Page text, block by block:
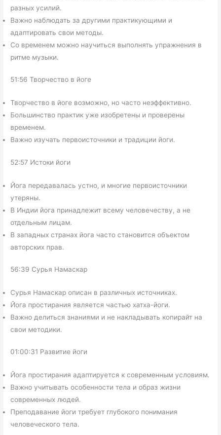
разных усилий.
Важно наблюдать за другими практикующими и
адаптировать свои методы.
Со временем можно научиться выполнять упражнения в
ритме музыки.
51:56 Творчество в йоге
Творчество в йоге возможно, но часто неэффективно.
Большинство практик уже изобретены и проверены
временем.
Важно изучать первоисточники и традиции йоги.
52:57 Истоки йоги
Йога передавалась устно, и многие первоисточники
утеряны.
В Индии йога принадлежит всему человечеству, а не
отдельным лицам.
В западных странах йога часто становится объектом
авторских прав.
56:39 Сурья Намаскар
Сурья Намаскар описан в различных источниках.
Йога простирания является частью хатха-йоги.
Важно делиться знаниями и не накладывать копирайт на
свои методики.
01:00:31 Развитие йоги
Йога простирания адаптируется к современным условиям.
Важно учитывать особенности тела и образ жизни
современных людей.
Преподавание йоги требует глубокого понимания
человеческого тела.